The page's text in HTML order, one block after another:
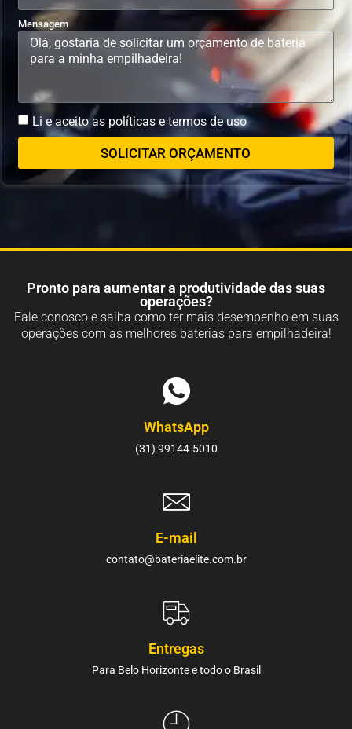
Mensagem
Li e aceito as políticas e termos de uso
SOLICITAR ORÇAMENTO
Pronto para aumentar a produtividade das suas
operações?
Fale conosco e saiba como ter mais desempenho em suas
operações com as melhores baterias para empilhadeira!
WhatsApp
(31) 99144-5010
E-mail
contato@bateriaelite.com.br
Entregas
Para Belo Horizonte e todo o Brasil